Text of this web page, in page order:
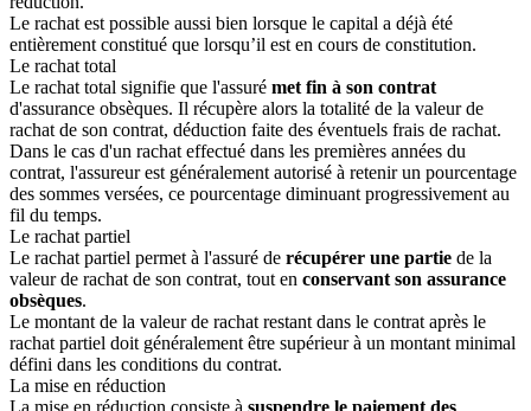
Le rachat est possible aussi bien lorsque le capital a déjà été
entièrement constitué que lorsqu’il est en cours de constitution.
Le rachat total
Le rachat total signifie que l'assuré met fin à son contrat
d'assurance obsèques. Il récupère alors la totalité de la valeur de
rachat de son contrat, déduction faite des éventuels frais de rachat.
Dans le cas d'un rachat effectué dans les premières années du
contrat, l'assureur est généralement autorisé à retenir un pourcentage
des sommes versées, ce pourcentage diminuant progressivement au
fil du temps.
Le rachat partiel
Le rachat partiel permet à l'assuré de récupérer une partie de la
valeur de rachat de son contrat, tout en conservant son assurance
obsèques.
Le montant de la valeur de rachat restant dans le contrat après le
rachat partiel doit généralement être supérieur à un montant minimal
défini dans les conditions du contrat.
La mise en réduction
La mise en réduction consiste à suspendre le paiement des